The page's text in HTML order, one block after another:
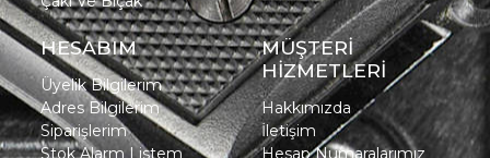
HESABIM
Üyelik Bilgilerim
Adres Bilgilerim
Siparişlerim
Stok Alarm Listem
MÜŞTERİ
HİZMETLERİ
Hakkımızda
İletişim
Hesap Numaralarımız